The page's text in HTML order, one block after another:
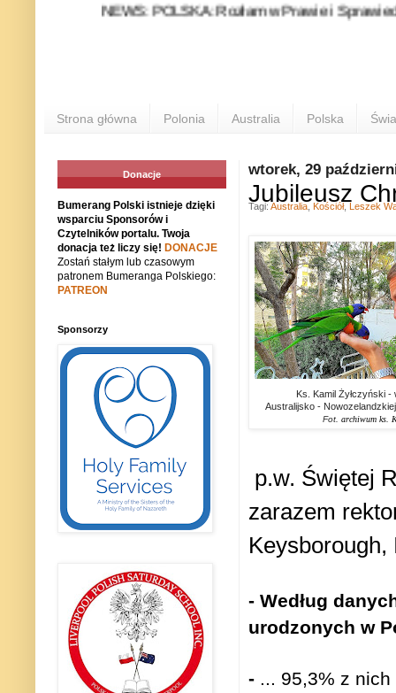
NEWS: POLSKA: Rozłam w Prawie i
Strona główna Polonia Australia Polska
wtorek, 29
Jubileusz
Ks. Kamil Żyłczyński -
Australijsko -
Fot. archiwum ks.
p.w. Świętej
zarazem
Keysborough,
- Według
urodzonych w
- ... 95,3% z
Tagi: Australia Kościół, Leszek
Donacje
Bumerang Polski istnieje dzięki
wsparciu Sponsorów i
Czytelników portalu. Twoja
donacja też liczy się! DONACJE
Zostań stałym lub czasowym
patronem Bumeranga Polskiego:
PATREON
Sponsorzy